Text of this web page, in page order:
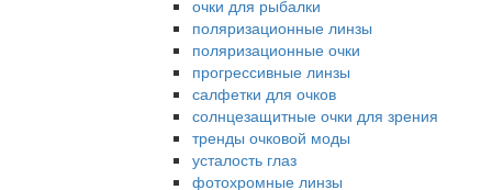
очки для рыбалки
поляризационные линзы
поляризационные очки
прогрессивные линзы
салфетки для очков
солнцезащитные очки для зрения
тренды очковой моды
усталость глаз
фотохромные линзы